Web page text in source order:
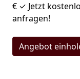
€ ✓ Jetzt
anfragen!
Angebot